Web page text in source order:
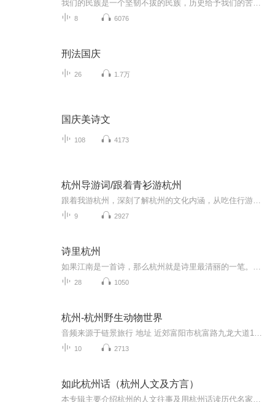
8 6076
刑法国庆
26 1.7万
国庆美诗文
108 4173
杭州导游词/跟着青衫游杭州
9 2927
诗里杭州
28 1050
杭州-杭州野生动物世界
10 2713
如此杭州话（杭州人文及方言）